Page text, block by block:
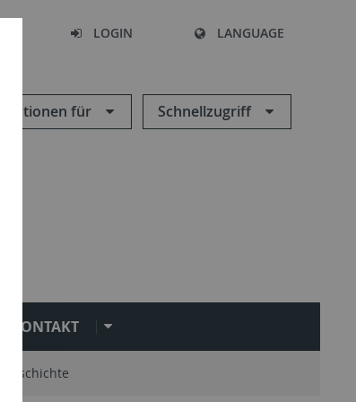
LOGIN LANGUAGE
für Schnellzugriff
KONTAKT
Geschichte